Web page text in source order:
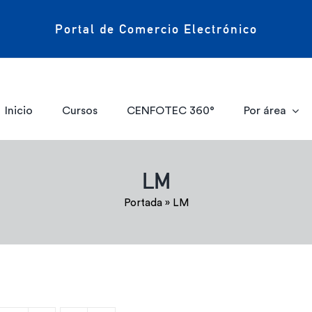
Portal de Comercio Electrónico
Inicio Cursos CENFOTEC 360° Por área
LM
Portada» LM